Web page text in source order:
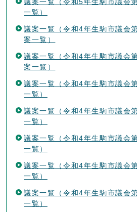
一覧）
議案一覧（令和4年生駒市議会
案一覧）
議案一覧（令和4年生駒市議会
案一覧）
議案一覧（令和4年生駒市議会
一覧）
議案一覧（令和4年生駒市議会
一覧）
議案一覧（令和4年生駒市議会
一覧）
議案一覧（令和4年生駒市議会
一覧）
議案一覧（令和4年生駒市議会
一覧）